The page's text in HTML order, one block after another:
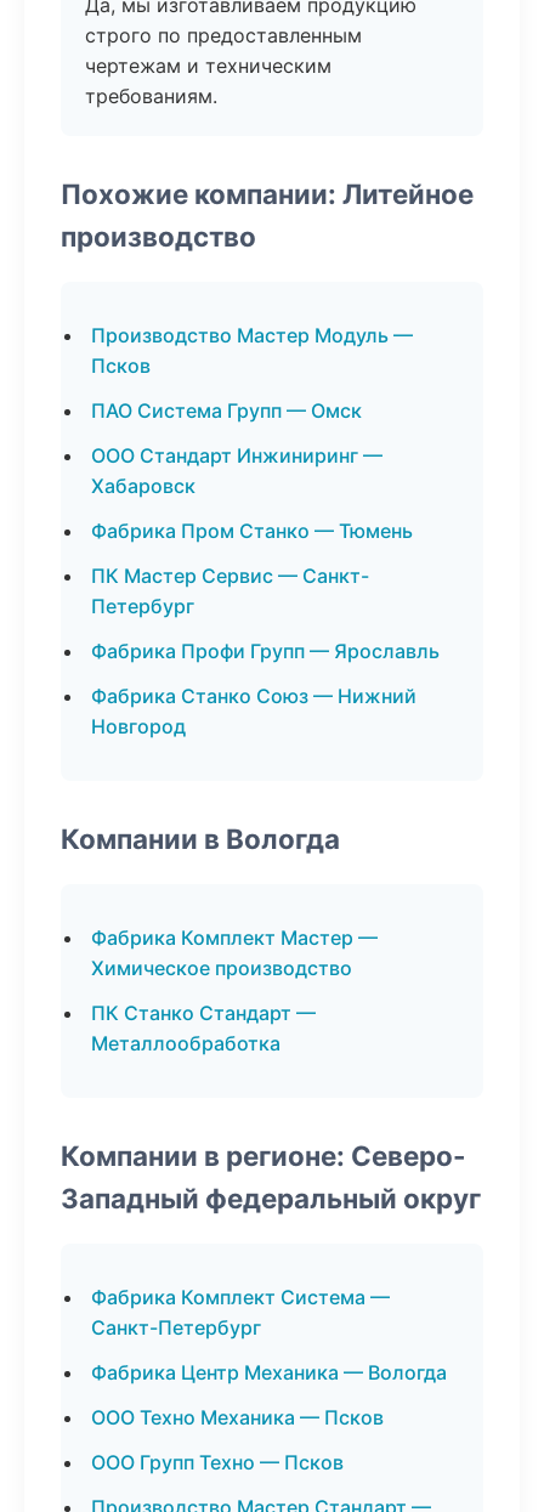
Да, мы изготавливаем продукцию
строго по предоставленным
чертежам и техническим
требованиям.
Похожие компании: Литейное
производство
Производство Мастер Модуль —
Псков
ПАО Система Групп — Омск
ООО Стандарт Инжиниринг —
Хабаровск
Фабрика Пром Станко — Тюмень
ПК Мастер Сервис — Санкт-
Петербург
Фабрика Профи Групп — Ярославль
Фабрика Станко Союз — Нижний
Новгород
Компании в Вологда
Фабрика Комплект Мастер —
Химическое производство
ПК Станко Стандарт —
Металлообработка
Компании в регионе: Северо-
Западный федеральный округ
Фабрика Комплект Система —
Санкт-Петербург
Фабрика Центр Механика — Вологда
ООО Техно Механика — Псков
ООО Групп Техно — Псков
Производство Мастер Стандарт —